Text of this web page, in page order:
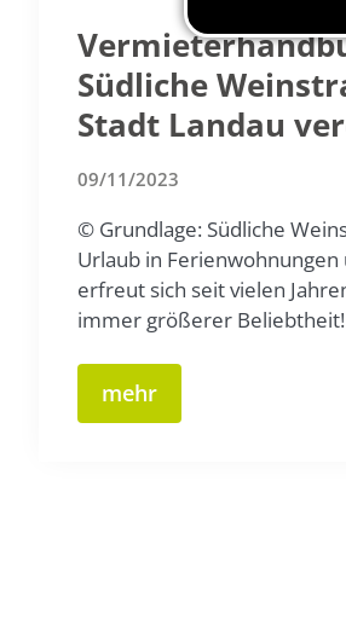
Südliche
Stadt Landau
09/11/2023
© Grundlage: Südliche
Urlaub in
erfreut sich seit vielen
immer größerer
mehr